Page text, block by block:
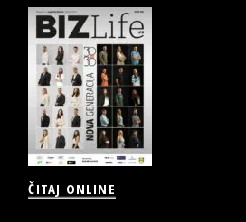
ČITAJ ONLINE